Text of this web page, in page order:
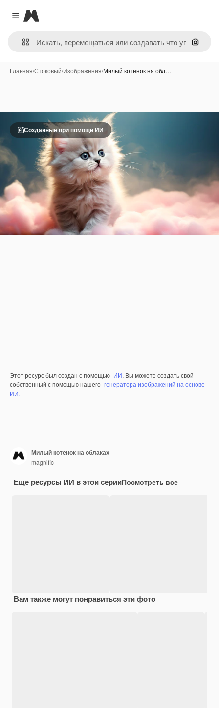
Close menu
Magnific
Поиск
Главная/Стоковый/Изображения/Милый котенок на обл…
Созданные при помощи ИИ
Этот ресурс был создан с помощью ИИ. Вы можете создать свой
собственный с помощью нашего генератора изображений на основе
ИИ.
Милый котенок на облаках
magnific
Еще ресурсы ИИ в этой серииПосмотреть все
Вам также могут понравиться эти фото